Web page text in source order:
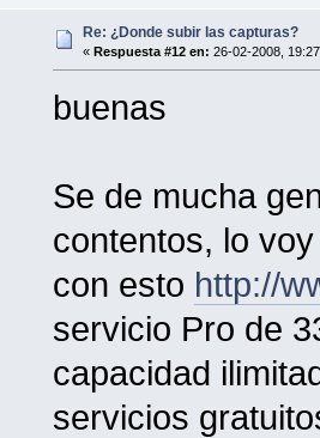
Re: ¿Donde subir las capturas?
« Respuesta #12 en: 26-02-2008,
buenas
Se de mucha
contentos, lo
con esto http://
servicio Pro de
capacidad
servicios